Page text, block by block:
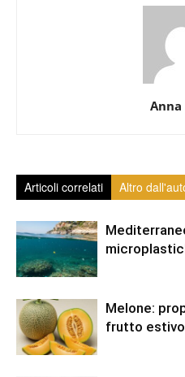
Articoli correlati Altro
Melone:
frutto estivo